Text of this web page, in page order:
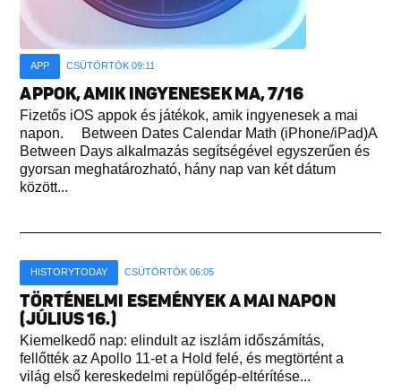
APP CSÜTÖRTÖK 09:11
APPOK, AMIK INGYENESEK MA, 7/16
Fizetős iOS appok és játékok, amik ingyenesek a mai
napon. Between Dates Calendar Math (iPhone/iPad)A
Between Days alkalmazás segítségével egyszerűen és
gyorsan meghatározható, hány nap van két dátum
között...
HISTORYTODAY CSÜTÖRTÖK 06:05
TÖRTÉNELMI ESEMÉNYEK A MAI NAPON
(JÚLIUS 16.)
Kiemelkedő nap: elindult az iszlám időszámítás,
fellőtték az Apollo 11-et a Hold felé, és megtörtént a
világ első kereskedelmi repülőgép-eltérítése...